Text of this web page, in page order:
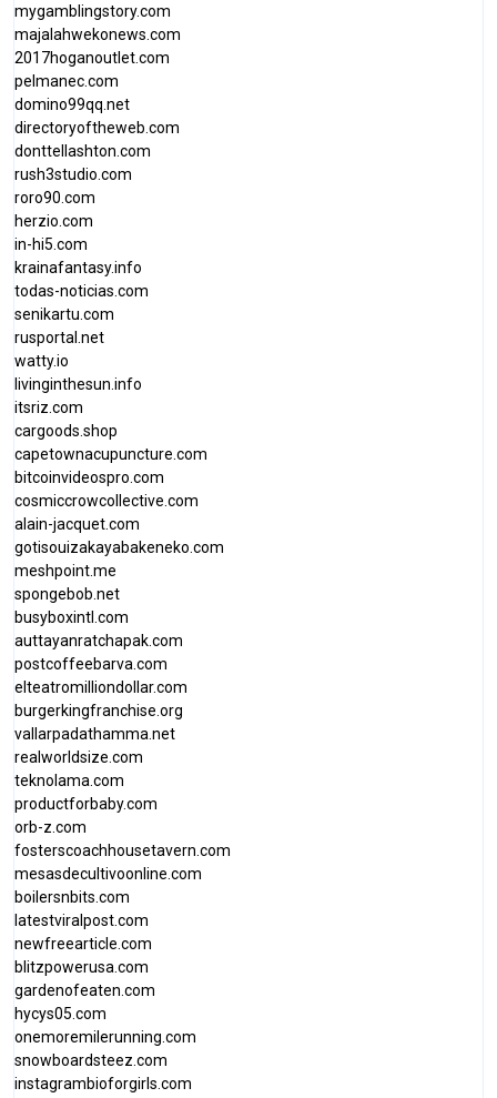
mygamblingstory.com
majalahwekonews.com
2017hoganoutlet.com
pelmanec.com
domino99qq.net
directoryoftheweb.com
donttellashton.com
rush3studio.com
roro90.com
herzio.com
in-hi5.com
krainafantasy.info
todas-noticias.com
senikartu.com
rusportal.net
watty.io
livinginthesun.info
itsriz.com
cargoods.shop
capetownacupuncture.com
bitcoinvideospro.com
cosmiccrowcollective.com
alain-jacquet.com
gotisouizakayabakeneko.com
meshpoint.me
spongebob.net
busyboxintl.com
auttayanratchapak.com
postcoffeebarva.com
elteatromilliondollar.com
burgerkingfranchise.org
vallarpadathamma.net
realworldsize.com
teknolama.com
productforbaby.com
orb-z.com
fosterscoachhousetavern.com
mesasdecultivoonline.com
boilersnbits.com
latestviralpost.com
newfreearticle.com
blitzpowerusa.com
gardenofeaten.com
hycys05.com
onemoremilerunning.com
snowboardsteez.com
instagrambioforgirls.com